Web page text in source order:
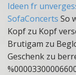
Ideen fr
SofaConcerts So
Kopf zu Kopf
Brutigam zu
Geschenk zu